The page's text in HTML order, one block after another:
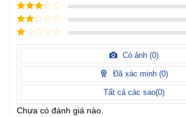
4/ 5
điểm
3/ 5
điểm
2/
điểm
1
điểm
Có ảnh (0)
Đã xác minh (0)
Tất cả các sao(0)
Chưa có đánh giá nào.